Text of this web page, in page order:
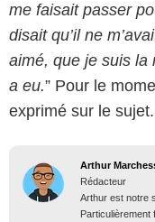
me faisait passer
disait qu’il ne
aimé, que je suis la
a eu.” Pour le
exprimé sur le sujet.
Arthur
Rédacteur
Arthur est notre
Particulièrement